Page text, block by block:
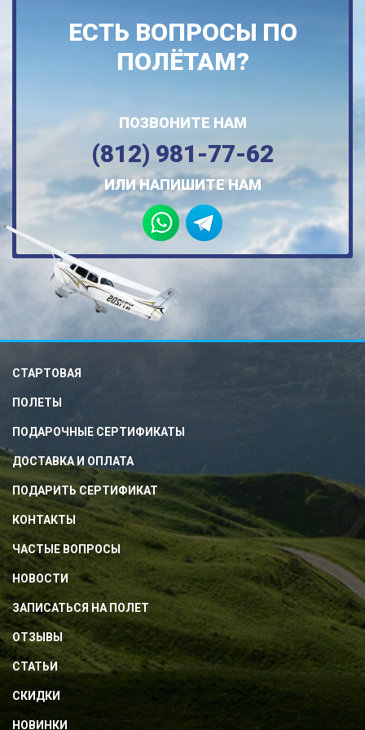
ЕСТЬ ВОПРОСЫ ПО
ПОЛЁТАМ?
ПОЗВОНИТЕ НАМ
(812) 981-77-62
ИЛИ НАПИШИТЕ НАМ
СТАРТОВАЯ
ПОЛЕТЫ
ПОДАРОЧНЫЕ СЕРТИФИКАТЫ
ДОСТАВКА И ОПЛАТА
ПОДАРИТЬ СЕРТИФИКАТ
КОНТАКТЫ
ЧАСТЫЕ ВОПРОСЫ
НОВОСТИ
ЗАПИСАТЬСЯ НА ПОЛЕТ
ОТЗЫВЫ
СТАТЬИ
СКИДКИ
НОВИНКИ